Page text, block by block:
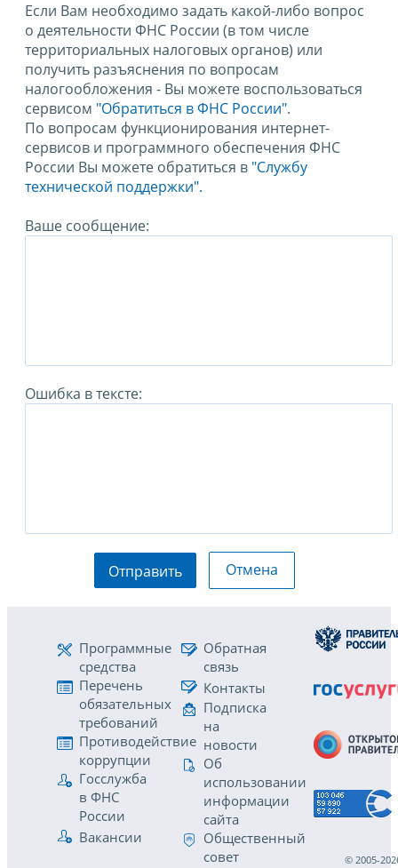
Если Вам необходимо задать какой-либо вопрос
о деятельности ФНС России (в том числе
территориальных налоговых органов) или
получить разъяснения по вопросам
налогообложения - Вы можете воспользоваться
сервисом "Обратиться в ФНС России".
По вопросам функционирования интернет-
сервисов и программного обеспечения ФНС
России Вы можете обратиться в "Службу
технической поддержки".
Ваше сообщение:
Ошибка в тексте:
Отправить Отмена
Программные
средства
Перечень
обязательных
требований
Противодействие
коррупции
Госслужба
в ФНС
России
Вакансии
Обратная
связь
Контакты
Подписка
на
новости
Об
использовании
информации
сайта
Общественный
совет
© 2005-